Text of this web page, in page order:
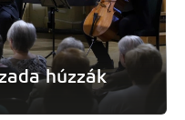
húzzák